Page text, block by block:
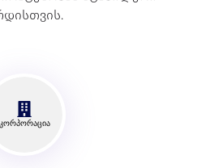
კორპორაცია